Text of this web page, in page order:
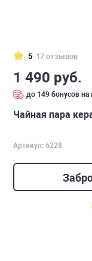
5 17 отзывов
1 490 руб.
до 149 бонусов на
Чайная пара
Артикул: 6228